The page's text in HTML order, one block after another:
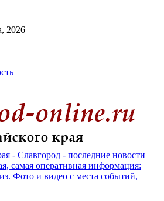
2026
- Славгород - последние новости
самая оперативная информация:
Фото и видео с места событий,